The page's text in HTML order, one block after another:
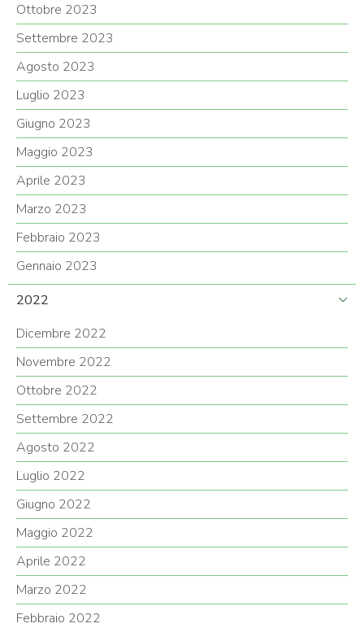
Ottobre 2023
Settembre 2023
Agosto 2023
Luglio 2023
Giugno 2023
Maggio 2023
Aprile 2023
Marzo 2023
Febbraio 2023
Gennaio 2023
2022
Dicembre 2022
Novembre 2022
Ottobre 2022
Settembre 2022
Agosto 2022
Luglio 2022
Giugno 2022
Maggio 2022
Aprile 2022
Marzo 2022
Febbraio 2022